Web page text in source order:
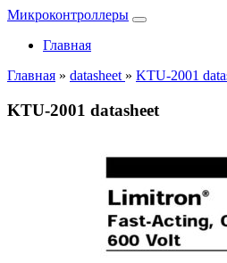
Микроконтроллеры
Главная
Главная » datasheet » KTU-2001
KTU-2001 datasheet